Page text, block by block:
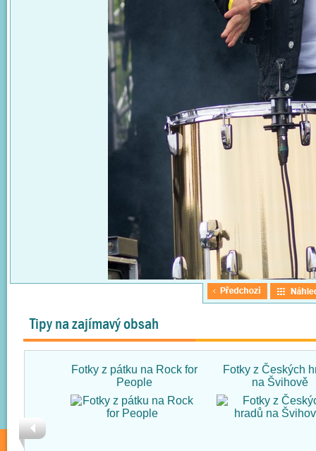
Tipy na zajímavý obsah
Fotky z pátku na Rock for
People
Fotky z Českých
na Švihově